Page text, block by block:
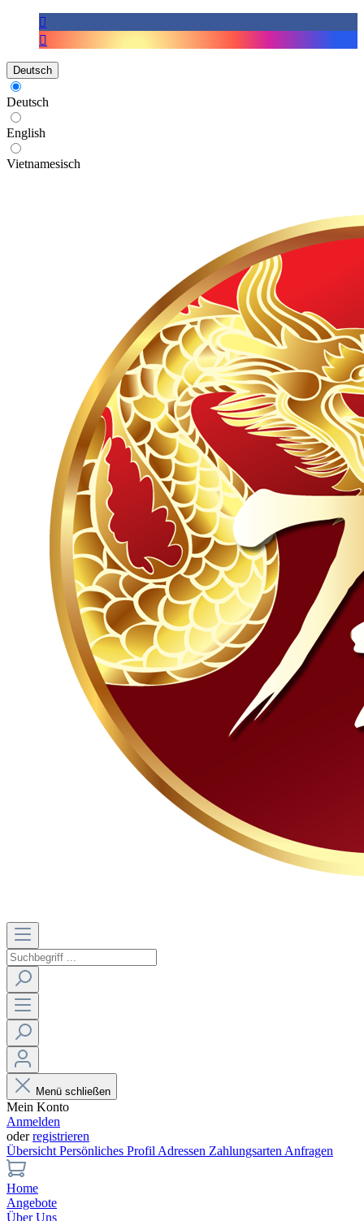
Deutsch
Deutsch
English
Vietnamesisch
Menü schließen
Mein Konto
Anmelden
oderregistrieren
Übersicht Persönliches Profil Adressen Zahlungsarten Anfragen
Home
Angebote
Über Uns